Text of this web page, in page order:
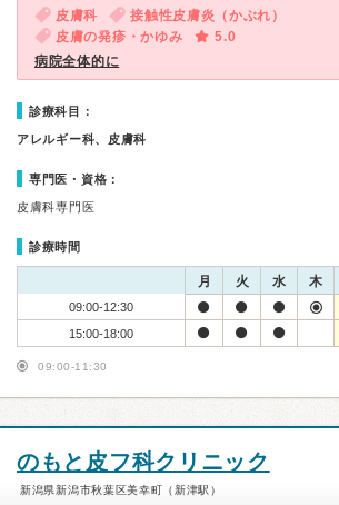
皮膚科
接触性皮膚炎（かぶれ）
皮膚の発疹・かゆみ
5.0
病院全体的に
診療科目：
アレルギー科、皮膚科
専門医・資格：
皮膚科専門医
診療時間
月 火 水 木
09:00-12:30
15:00-18:00
09:00-11:30
のもと皮フ科クリニック
新潟県新潟市秋葉区美幸町（新津駅）